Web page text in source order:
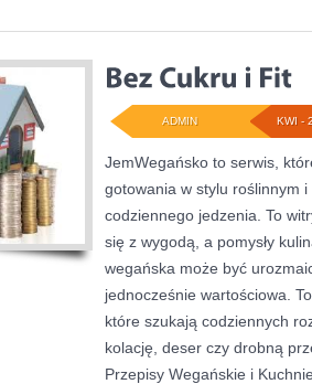
KWI -
ADMIN
JemWegańsko to serwis,
gotowania w stylu roślinnym
codziennego jedzenia. To
się z wygodą, a pomysły
wegańska może być
jednocześnie wartościowa.
które szukają codziennych
kolację, deser czy drobną
Przepisy Wegańskie i